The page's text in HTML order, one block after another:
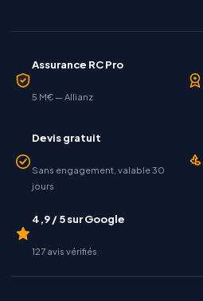
Assurance RC Pro
5 M€ — Allianz
Devis gratuit
Sans engagement, valable 30
jours
4,9 / 5 sur Google
127 avis vérifiés